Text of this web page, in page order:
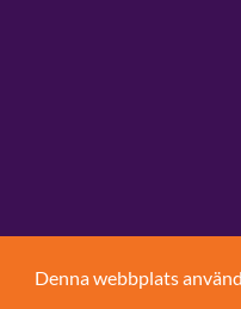
Denna webbplats